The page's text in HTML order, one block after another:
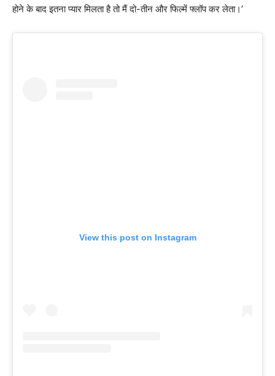
होने के बाद इतना प्यार मिलता है तो मैं दो-तीन और फिल्में फ्लॉप कर लेता।’
View this post on Instagram